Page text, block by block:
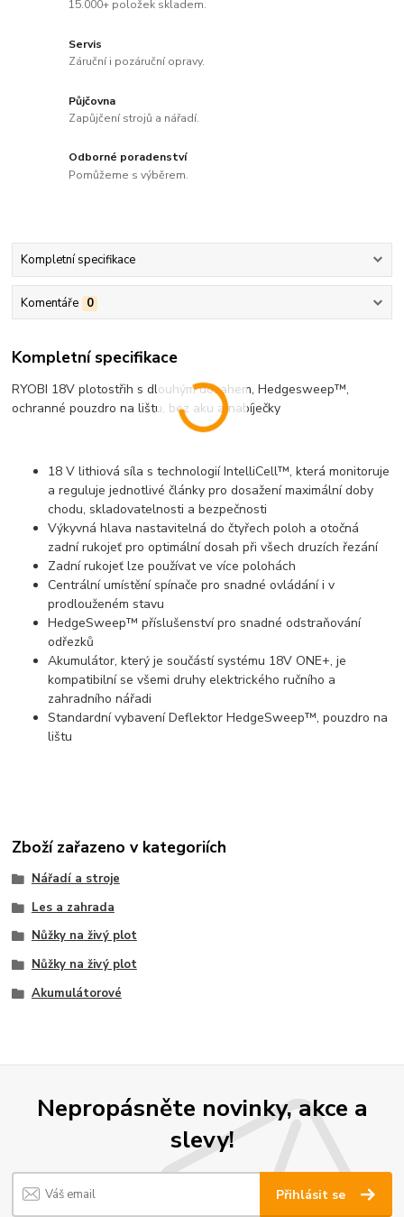
15.000+ položek skladem.
Servis
Záruční i pozáruční opravy.
Půjčovna
Zapůjčení strojů a nářadí.
Odborné poradenství
Pomůžeme s výběrem.
Kompletní specifikace
Komentáře 0
Kompletní specifikace
RYOBI 18V plotostřih s dlouhým dosahem, Hedgesweep™,
ochranné pouzdro na lištu, bez aku a nabíječky
18 V lithiová síla s technologií IntelliCell™, která monitoruje
a reguluje jednotlivé články pro dosažení maximální doby
chodu, skladovatelnosti a bezpečnosti
Výkyvná hlava nastavitelná do čtyřech poloh a otočná
zadní rukojeť pro optimální dosah při všech druzích řezání
Zadní rukojeť lze používat ve více polohách
Centrální umístění spínače pro snadné ovládání i v
prodlouženém stavu
HedgeSweep™ příslušenství pro snadné odstraňování
odřezků
Akumulátor, který je součástí systému 18V ONE+, je
kompatibilní se všemi druhy elektrického ručního a
zahradního nářadi
Standardní vybavení Deflektor HedgeSweep™, pouzdro na
lištu
Zboží zařazeno v kategoriích
Nářadí a stroje
Les a zahrada
Nůžky na živý plot
Nůžky na živý plot
Akumulátorové
Nepropásněte novinky, akce a
slevy!
Přihlásit se